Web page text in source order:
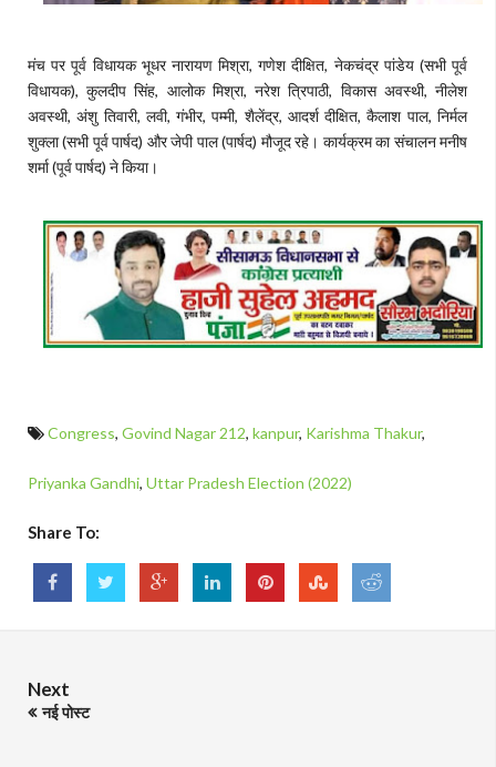
मंच पर पूर्व विधायक भूधर नारायण मिश्रा, गणेश दीक्षित, नेकचंद्र पांडेय (सभी पूर्व
विधायक), कुलदीप सिंह, आलोक मिश्रा, नरेश त्रिपाठी, विकास अवस्थी, नीलेश
अवस्थी, अंशु तिवारी, लवी, गंभीर, पम्मी, शैलेंद्र, आदर्श दीक्षित, कैलाश पाल, निर्मल
शुक्ला (सभी पूर्व पार्षद) और जेपी पाल (पार्षद) मौजूद रहे। कार्यक्रम का संचालन मनीष
शर्मा (पूर्व पार्षद) ने किया।
Congress, Govind Nagar 212, kanpur, Karishma Thakur,
Priyanka Gandhi, Uttar Pradesh Election (2022)
Share To:
Next
नई पोस्ट